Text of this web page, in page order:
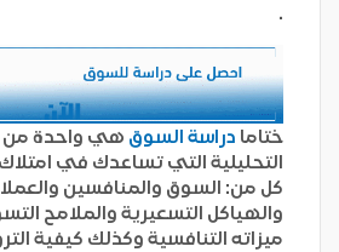
.
ختاما دراسة السوق هي واحدة من
التحليلية التي تساعدك في
كل من: السوق والمنافسين
والهياكل التسعيرية والملامح
ميزاته التنافسية وكذلك كيفية